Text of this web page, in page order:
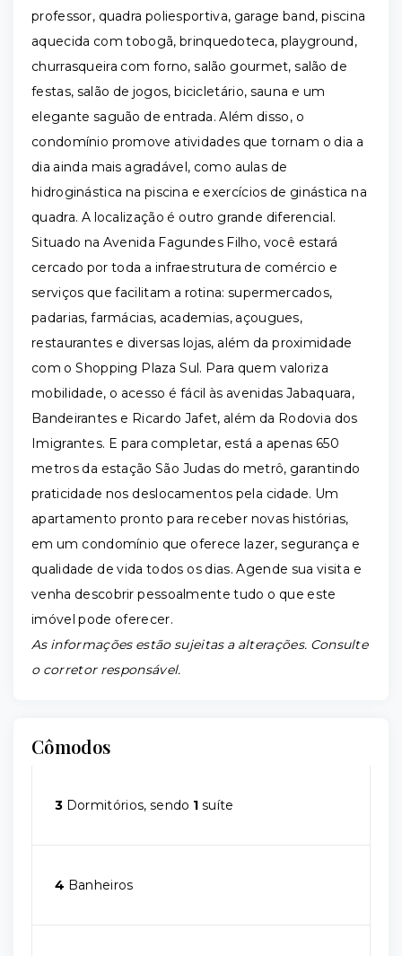
professor, quadra poliesportiva, garage band, piscina
aquecida com tobogã, brinquedoteca, playground,
churrasqueira com forno, salão gourmet, salão de
festas, salão de jogos, bicicletário, sauna e um
elegante saguão de entrada. Além disso, o
condomínio promove atividades que tornam o dia a
dia ainda mais agradável, como aulas de
hidroginástica na piscina e exercícios de ginástica na
quadra. A localização é outro grande diferencial.
Situado na Avenida Fagundes Filho, você estará
cercado por toda a infraestrutura de comércio e
serviços que facilitam a rotina: supermercados,
padarias, farmácias, academias, açougues,
restaurantes e diversas lojas, além da proximidade
com o Shopping Plaza Sul. Para quem valoriza
mobilidade, o acesso é fácil às avenidas Jabaquara,
Bandeirantes e Ricardo Jafet, além da Rodovia dos
Imigrantes. E para completar, está a apenas 650
metros da estação São Judas do metrô, garantindo
praticidade nos deslocamentos pela cidade. Um
apartamento pronto para receber novas histórias,
em um condomínio que oferece lazer, segurança e
qualidade de vida todos os dias. Agende sua visita e
venha descobrir pessoalmente tudo o que este
imóvel pode oferecer.
As informações estão sujeitas a alterações. Consulte
o corretor responsável.
Cômodos
3 Dormitórios, sendo 1 suíte
4 Banheiros